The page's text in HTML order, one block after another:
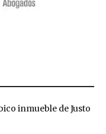
inmueble de Justo